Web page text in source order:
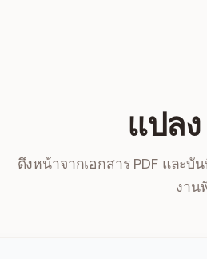
แปล
ดึงหน้าจากเอกสาร PDF และ
งาน